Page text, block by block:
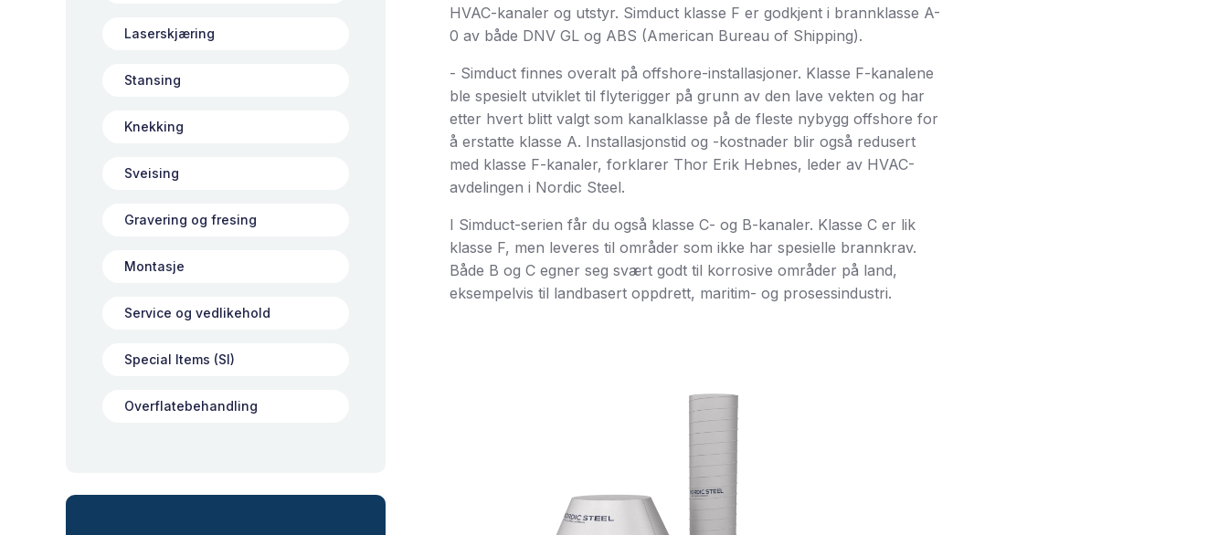
Laserskjæring
Stansing
Knekking
Sveising
Gravering og fresing
Montasje
Service og vedlikehold
Special Items (SI)
Overflatebehandling
HVAC-kanaler og utstyr. Simduct klasse F er godkjent i brannklasse A-
0 av både DNV GL og ABS (American Bureau of Shipping).
- Simduct finnes overalt på offshore-installasjoner. Klasse F-kanalene
ble spesielt utviklet til flyterigger på grunn av den lave vekten og har
etter hvert blitt valgt som kanalklasse på de fleste nybygg offshore for
å erstatte klasse A. Installasjonstid og -kostnader blir også redusert
med klasse F-kanaler, forklarer Thor Erik Hebnes, leder av HVAC-
avdelingen i Nordic Steel.
I Simduct-serien får du også klasse C- og B-kanaler. Klasse C er lik
klasse F, men leveres til områder som ikke har spesielle brannkrav.
Både B og C egner seg svært godt til korrosive områder på land,
eksempelvis til landbasert oppdrett, maritim- og prosessindustri.